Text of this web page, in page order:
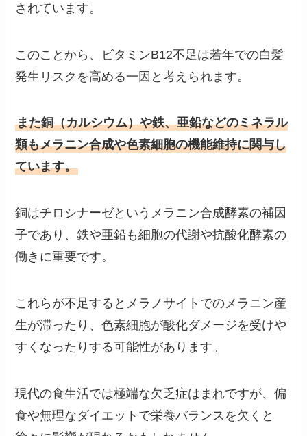
されています。
このことから、ビタミンB12不足は若年での白髪
発生リスクを高める一因と考えられます。
また銅（カルシウム）や鉄、亜鉛などのミネラル
類もメラニン合成や色素細胞の機能維持に関与し
ています。
銅はチロシナーゼというメラニン合成酵素の補因
子であり、鉄や亜鉛も細胞の代謝や抗酸化酵素の
働きに重要です。
これらが不足するとメラノサイトでのメラニン産
生が滞ったり、色素細胞が酸化ダメージを受けや
すくなったりする可能性があります。
現代の食生活では極端な欠乏症はまれですが、偏
食や無理なダイエットで栄養バランスを欠くと